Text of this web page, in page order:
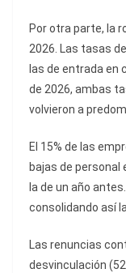
Por otra parte, la
2026. Las tasas
las de entrada en
de 2026, ambas
volvieron a
El 15% de las
bajas de personal
la de un año
consolidando así
Las renuncias
desvinculación